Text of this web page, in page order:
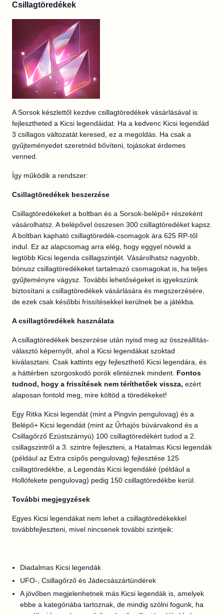
Csillagtöredékek
A Sorsok készlettől kezdve csillagtöredékek vásárlásával is
fejlesztheted a Kicsi legendáidat. Ha a kedvenc Kicsi legendád
3 csillagos változatát keresed, ez a megoldás. Ha csak a
gyűjteményedet szeretnéd bővíteni, tojásokat érdemes
venned.
Így működik a rendszer:
Csillagtöredékek beszerzése
Csillagtöredékeket a boltban és a Sorsok-belépő+ részeként
vásárolhatsz. A belépővel összesen 300 csillagtöredéket kapsz.
A boltban kapható csillagtöredék-csomagok ára 625 RP-től
indul. Ez az alapcsomag arra elég, hogy eggyel növeld a
legtöbb Kicsi legenda csillagszintjét. Vásárolhatsz nagyobb,
bónusz csillagtöredékeket tartalmazó csomagokat is, ha teljes
gyűjteményre vágysz. További lehetőségeket is igyekszünk
biztosítani a csillagtöredékek vásárlására és megszerzésére,
de ezek csak későbbi frissítésekkel kerülnek be a játékba.
A csillagtöredékek használata
A csillagtöredékek beszerzése után nyisd meg az összeállítás-
választó képernyőt, ahol a Kicsi legendákat szoktad
kiválasztani. Csak kattints egy fejleszthető Kicsi legendára, és
a háttérben szorgoskodó porók elintéznek mindent. Fontos
tudnod, hogy a frissítések nem téríthetőek vissza, ezért
alaposan fontold meg, mire költöd a töredékeket!
Egy Ritka Kicsi legendát (mint a Pingvin pengulovag) és a
Belépő+ Kicsi legendáit (mint az Űrhajós búvárvakond és a
Csillagőrző Ezüstszárnyú) 100 csillagtöredékért tudod a 2.
csillagszintről a 3. szintre fejleszteni, a Hatalmas Kicsi legendák
(például az Extra csípős pengulovag) fejlesztése 125
csillagtöredékbe, a Legendás Kicsi legendáké (például a
Hollófekete pengulovag) pedig 150 csillagtöredékbe kerül.
További megjegyzések
Egyes Kicsi legendákat nem lehet a csillagtöredékekkel
továbbfejleszteni, mivel nincsenek további szintjeik:
Diadalmas Kicsi legendák
UFO-, Csillagőrző és Jádecsászártündérek
A jövőben megjelenhetnek más Kicsi legendák is, amelyek
ebbe a kategóriába tartoznak, de mindig szólni fogunk, ha